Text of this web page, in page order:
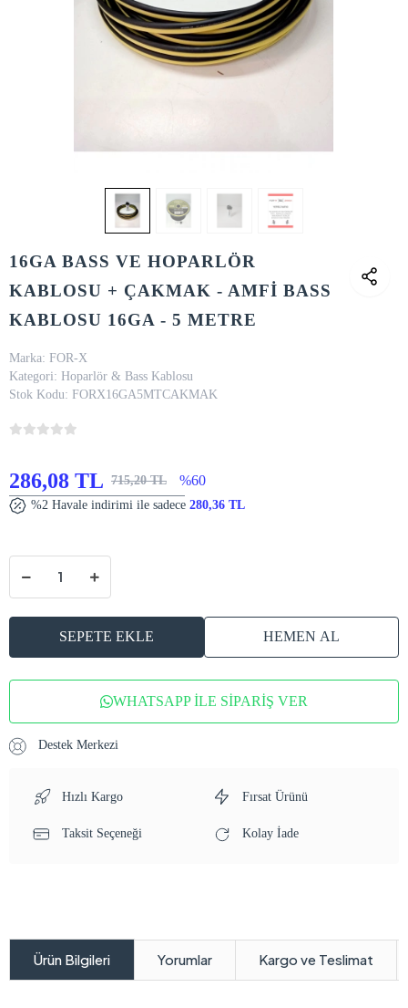
16GA BASS VE HOPARLÖR
KABLOSU + ÇAKMAK - AMFİ BASS
KABLOSU 16GA - 5 METRE
Marka: FOR-X
Kategori: Hoparlör & Bass Kablosu
Stok Kodu: FORX16GA5MTCAKMAK
286,08 TL 715,20 TL %60
%2 Havale indirimi ile sadece 280,36 TL
SEPETE EKLE HEMEN AL
WHATSAPP İLE SİPARİŞ VER
Destek Merkezi
Hızlı Kargo Fırsat Ürünü
Taksit Seçeneği Kolay İade
Ürün Bilgileri Yorumlar Kargo ve Teslimat